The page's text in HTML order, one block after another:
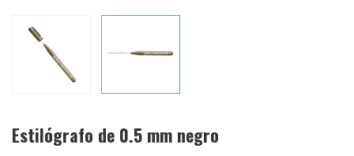
Estilógrafo de 0.5 mm negro